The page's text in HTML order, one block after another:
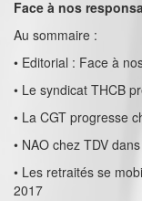
Face à nos
Au sommaire :
• Editorial : Face à
• Le syndicat THCB
• La CGT progresse
• NAO chez TDV
• Les retraités se
2017